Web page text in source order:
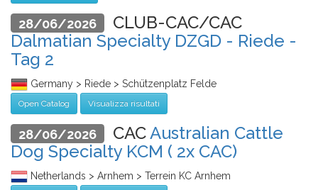
28/06/2026 CLUB-CAC/CAC
Dalmatian Specialty DZGD - Riede -
Tag 2
Germany > Riede > Schützenplatz Felde
Open Catalog Visualizza risultati
28/06/2026 CACAustralian Cattle
Dog Specialty KCM ( 2x CAC)
Netherlands > Arnhem > Terrein KC Arnhem